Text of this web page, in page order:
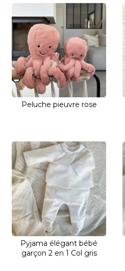
Peluche pieuvre rose
Pyjama élégant bébé
garçon 2 en 1 Col gris